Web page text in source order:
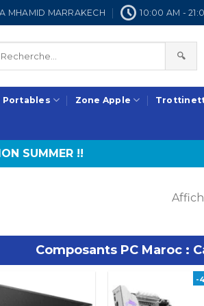
MHAMID MARRAKECH 10:00 AM -
🔍
Portables Zone Apple
SUMMER !!
Composants PC Maroc :
-